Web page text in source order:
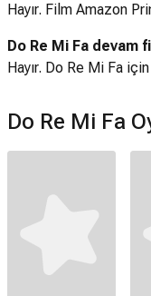
Hayır. Film Amazon
Do Re Mi Fa devam
Hayır. Do Re Mi Fa
Do Re Mi Fa